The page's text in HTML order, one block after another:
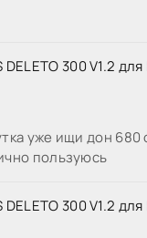
300 V1.2
уже ищи дон
пользуюсь
300 V1.2